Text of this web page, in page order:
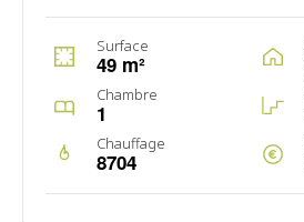
Surface
49 m²
Chambre
1
Chauffage
8704